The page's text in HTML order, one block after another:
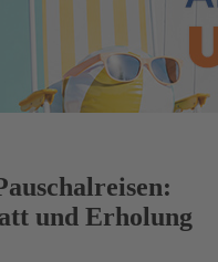
und Erholung